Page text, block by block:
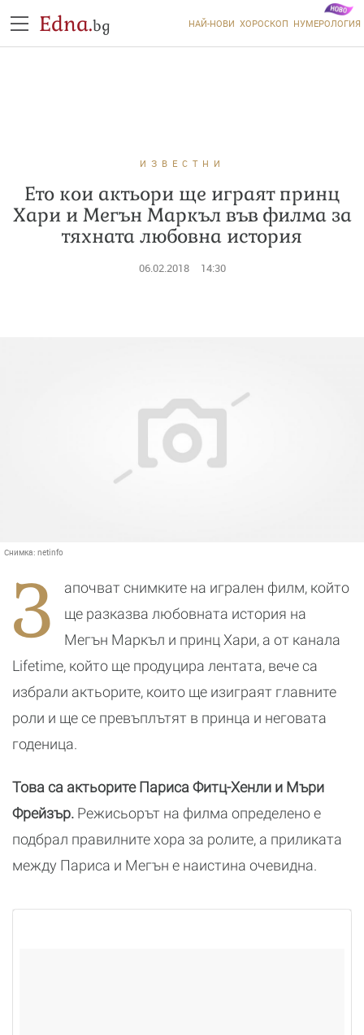
Edna.bg НАЙ-НОВИ ХОРОСКОП НУМЕРОЛОГИЯ
ИЗВЕСТНИ
Ето кои актьори ще играят принц
Хари и Мегън Маркъл във филма за
тяхната любовна история
06.02.2018 14:30
Снимка: netinfo
З
апочват снимките на игрален филм, който
ще разказва любовната история на
Мегън Маркъл и принц Хари, а от канала
Lifetime, който ще продуцира лентата, вече са
избрали актьорите, които ще изиграят главните
роли и ще се превъплътят в принца и неговата
годеница.
Това са актьорите Париса Фитц-Хенли и Мъри
Фрейзър. Режисьорът на филма определено е
подбрал правилните хора за ролите, а приликата
между Париса и Мегън е наистина очевидна.